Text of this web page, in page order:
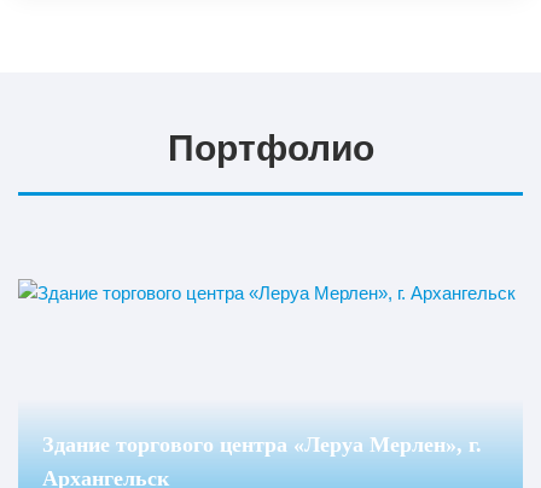
Портфолио
Здание торгового центра «Леруа Мерлен», г.
Архангельск